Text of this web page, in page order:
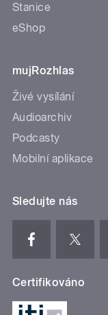
Stanice
eShop
mujRozhlas
Živé vysílání
Audioarchiv
Podcasty
Mobilní aplikace
Sledujte nás
Certifikováno